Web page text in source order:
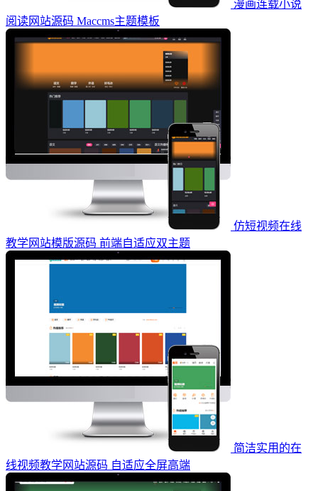
漫画连载小说
阅读网站源码 Maccms主题模板
仿短视频在线
教学网站模版源码 前端自适应双主题
简洁实用的在
线视频教学网站源码 自适应全屏高端